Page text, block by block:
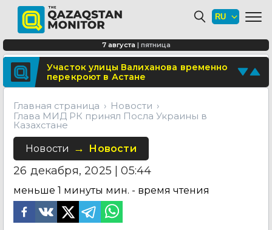
Поделитесь новостью
Отправьте свои новости и события
7 августа | пятница
Минтранспорта утвердило новые
расценки для проезда по БАКАД
СОР и СОЧ планируют отменить для
учеников начальных классов в
Казахстане
Участок улицы Валиханова временно
перекроют в Астане
Главная страница
Новости
Глава МИД РК принял Посла Украины в
Казахстане
Новости Новости
26 декабря, 2025 | 05:44
меньше 1 минуты мин. - время чтения